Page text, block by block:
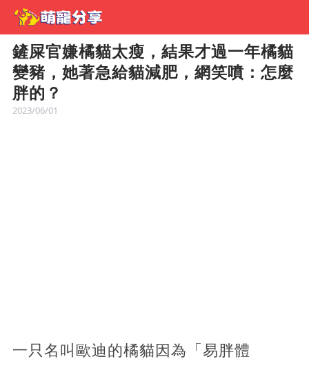
鏟屎官嫌橘貓太瘦，結果才過一年橘貓
變豬，她著急給貓減肥，網笑噴：怎麼
胖的？
2023/06/01
一只名叫歐迪的橘貓因為「易胖體